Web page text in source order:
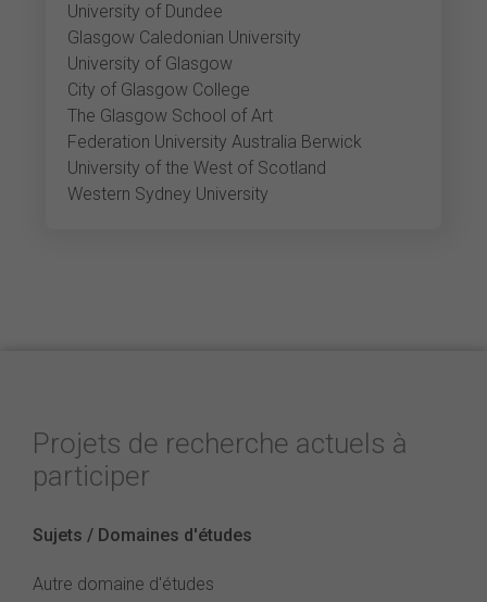
University of Dundee
Glasgow Caledonian University
University of Glasgow
City of Glasgow College
The Glasgow School of Art
Federation University Australia Berwick
University of the West of Scotland
Western Sydney University
Projets de recherche actuels à
participer
Sujets / Domaines d'études
Autre domaine d'études